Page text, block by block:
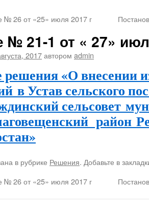
№ 26 от «25» июля 2017 г
№ 21-1 от « 27»
2017автором admin
решения «О внесении
в Устав сельского
сельсовет
район
в рубрике Решения. Добавьте в
№ 26 от «25» июля 2017 г